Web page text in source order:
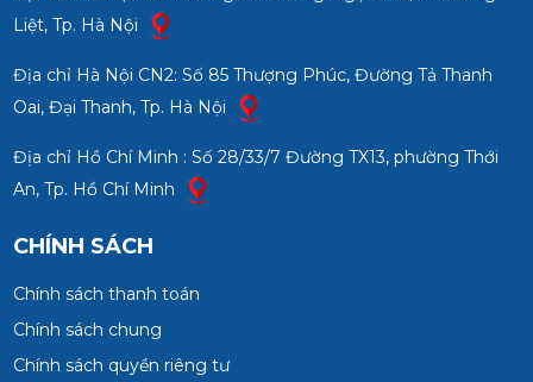
Liệt, Tp. Hà Nội
Địa chỉ Hà Nội CN2: Số 85 Thượng Phúc, Đường Tả Thanh
Oai, Đại Thanh, Tp. Hà Nội
Địa chỉ Hồ Chí Minh : Số 28/33/7 Đường TX13, phường Thới
An, Tp. Hồ Chí Minh
CHÍNH SÁCH
Chính sách thanh toán
Chính sách chung
Chính sách quyền riêng tư